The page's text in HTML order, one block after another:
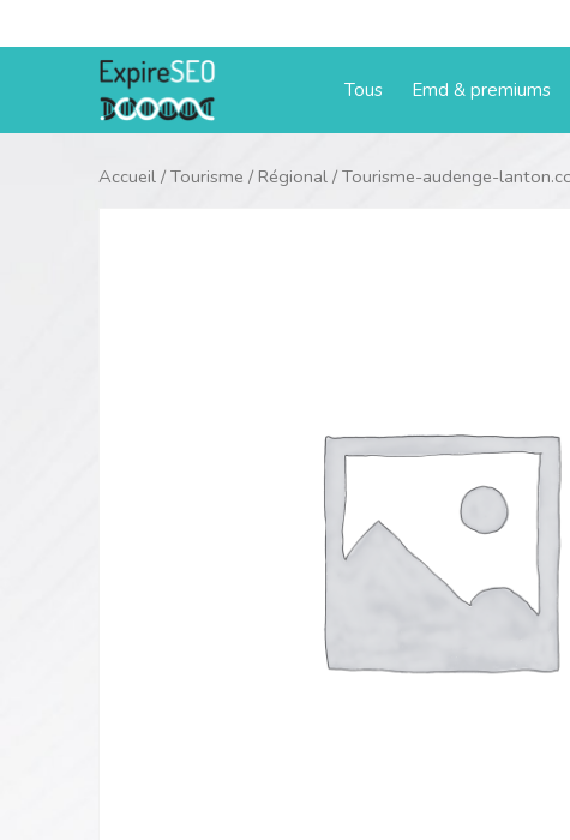
au
Tous Emd & premiums
Accueil / Tourisme / Régional / Tourisme-audenge-